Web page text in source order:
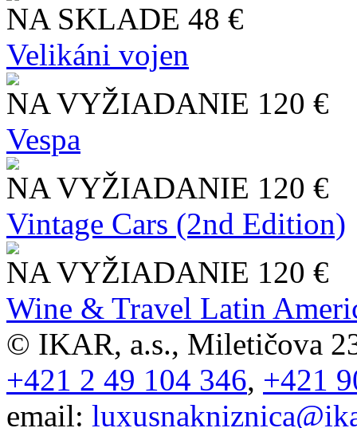
NA SKLADE 48 €
Velikáni vojen
NA VYŽIADANIE 120 €
Vespa
NA VYŽIADANIE 120 €
Vintage Cars (2nd Edition)
NA VYŽIADANIE 120 €
Wine & Travel Latin
© IKAR, a.s., Miletičova
+421 2 49 104 346, +421
email: